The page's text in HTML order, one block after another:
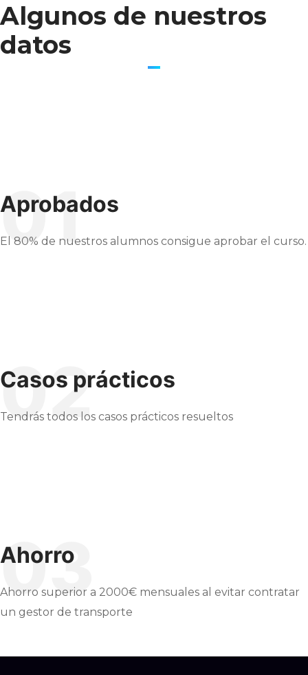
Algunos de nuestros
datos
01
Aprobados
El 80% de nuestros alumnos consigue aprobar el curso.
02
Casos prácticos
Tendrás todos los casos prácticos resueltos
03
Ahorro
Ahorro superior a 2000€ mensuales al evitar contratar
un gestor de transporte